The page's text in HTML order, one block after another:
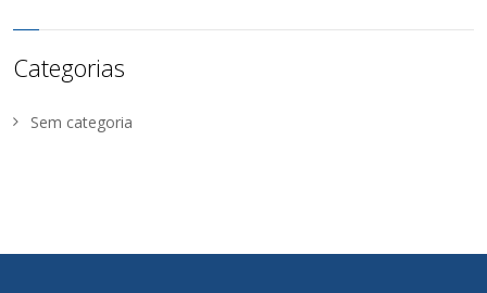
Categorias
Sem categoria